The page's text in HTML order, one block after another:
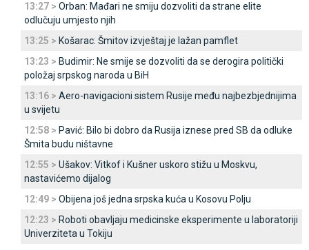
13:27 > Orban: Mađari ne smiju dozvoliti da strane elite
odlučuju umjesto njih
13:25 > Košarac: Šmitov izvještaj je lažan pamflet
13:23 > Budimir: Ne smije se dozvoliti da se derogira politički
položaj srpskog naroda u BiH
13:16 > Aero-navigacioni sistem Rusije među najbezbjednijima
u svijetu
12:58 > Pavić: Bilo bi dobro da Rusija iznese pred SB da odluke
Šmita budu ništavne
12:55 > Ušakov: Vitkof i Kušner uskoro stižu u Moskvu,
nastavićemo dijalog
12:49 > Obijena još jedna srpska kuća u Kosovu Polju
12:23 > Roboti obavljaju medicinske eksperimente u laboratoriji
Univerziteta u Tokiju